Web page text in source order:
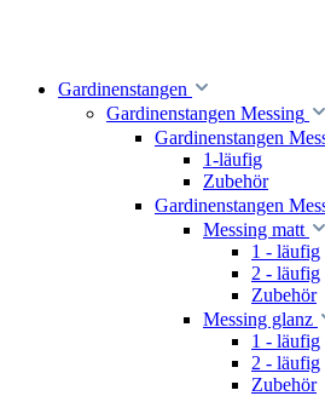
Gardinenstangen
Gardinenstangen Messing
Gardinenstangen
1-läufig
Zubehör
Gardinenstangen
Messing matt
1 - läufig
2 - läufig
Zubehör
Messing glanz
1 - läufig
2 - läufig
Zubehör